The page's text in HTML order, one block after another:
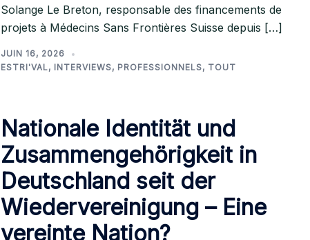
Solange Le Breton, responsable des financements de
projets à Médecins Sans Frontières Suisse depuis […]
JUIN 16, 2026
ESTRI'VAL, INTERVIEWS, PROFESSIONNELS, TOUT
Nationale Identität und
Zusammengehörigkeit in
Deutschland seit der
Wiedervereinigung – Eine
vereinte Nation?